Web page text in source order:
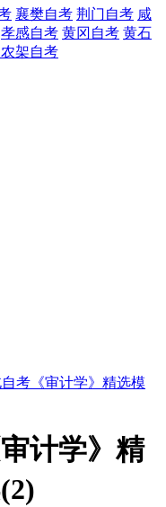
襄樊自考 荆门自考 咸
孝感自考 黄冈自考 黄石
架自考
自考《审计学》精选模
计学》精